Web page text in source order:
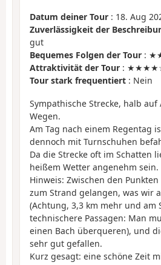
Datum deiner Tour : 18. Aug
Zuverlässigkeit der
gut
Bequemes Folgen der Tour :
Attraktivität der Tour :
Tour stark frequentiert : Nein
Sympathische Strecke, halb
Wegen.
Am Tag nach einem Regentag
dennoch mit Turnschuhen
Da die Strecke oft im Schatten
heißem Wetter angenehm sein.
Hinweis: Zwischen den
zum Strand gelangen, was wir
(Achtung, 3,3 km mehr und am
technischere Passagen: Man
einen Bach überqueren), und
sehr gut gefallen.
Kurz gesagt: eine schöne Zeit